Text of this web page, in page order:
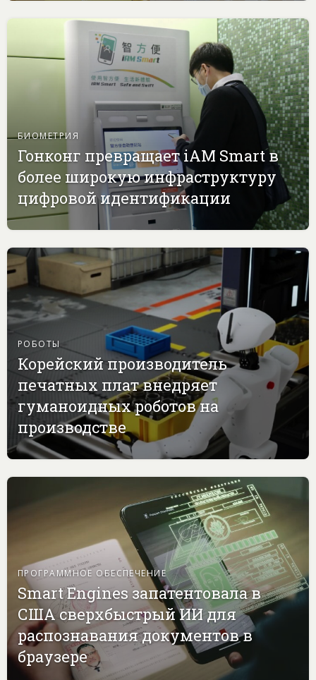
БИОМЕТРИЯ
Гонконг превращает iAM Smart в
более широкую инфраструктуру
цифровой идентификации
РОБОТЫ
Корейский производитель
печатных плат внедряет
гуманоидных роботов на
производстве
ПРОГРАММНОЕ ОБЕСПЕЧЕНИЕ
Smart Engines запатентовала в
США сверхбыстрый ИИ для
распознавания документов в
браузере